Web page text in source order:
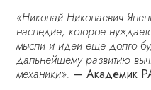
«Николай Николаевич
наследие, которое
мысли и идеи еще долго
дальнейшему развитию
механики». —Академик